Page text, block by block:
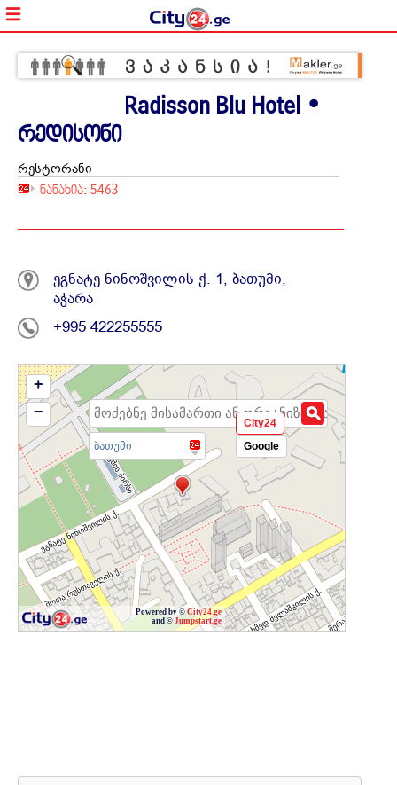
Radisson Blu Hotel •
რედისონი
რესტორანი
ნანახია: 5463
ეგნატე ნინოშვილის ქ. 1, ბათუმი,
აჭარა
+995 422255555
ბათუმი
Powered by ©City24.ge
and © Jumpstart.ge
+
−
City24
Google